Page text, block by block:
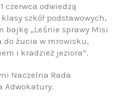
czerwca odwiedzą
szkół podstawowych,
bajkę „Leśnie sprawy Misi
żucia w mrowisku,
i kradzież jeziora”.
Naczelna Rada
Adwokatury.